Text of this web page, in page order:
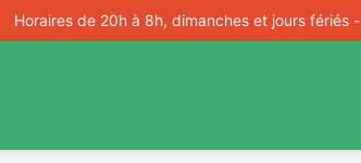
Horaires de 20h à 8h, dimanches et jours fériés -